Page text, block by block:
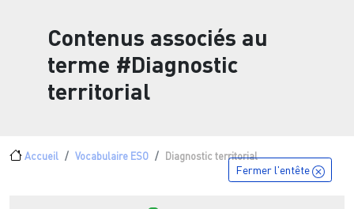
Contenus associés au
terme #Diagnostic
territorial
Fil d'Ariane
Accueil Vocabulaire ESO Diagnostic territorial
Fermer l'entête